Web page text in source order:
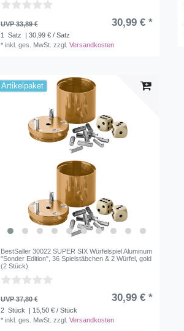
UVP 33,89 € 30,99 € *
1 Satz
| 30,99 € / Satz
*inkl. ges. MwSt. zzgl.Versandkosten
Artikelpaket
BestSaller 30022 SUPER SIX Würfelspiel Aluminum
"Sonder Edition", 36 Spielstäbchen & 2 Würfel, gold
(2 Stück)
UVP 37,80 € 30,99 € *
2 Stück
| 15,50 € / Stück
*inkl. ges. MwSt. zzgl.Versandkosten